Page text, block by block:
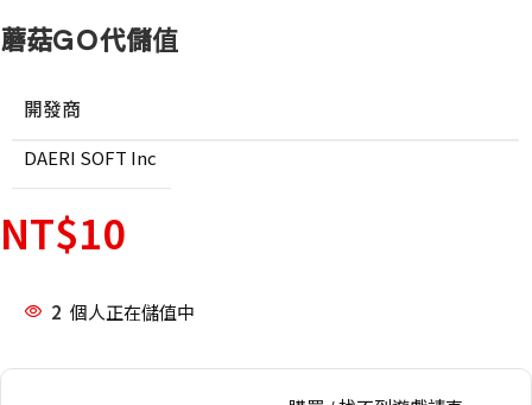
蘑菇GＯ代儲值
開發商
DAERI SOFT Inc
NT$10
2 個人正在儲值中